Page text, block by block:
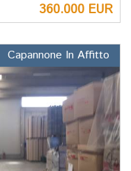
360.000 EUR
Capannone In Affitto